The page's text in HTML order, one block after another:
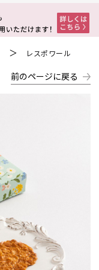
＞ レスポワール
前のページに戻る